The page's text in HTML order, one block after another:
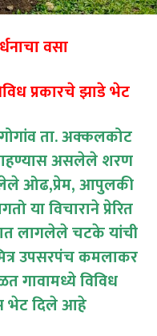
वसा
प्रकारचे झाडे भेट
ता. अक्कलकोट
असलेले शरण
ओढ,प्रेम, आपुलकी
या विचाराने प्रेरित
लागलेले चटके यांची
उपसरपंच कमलाकर
गावामध्ये विविध
भेट दिले आहे